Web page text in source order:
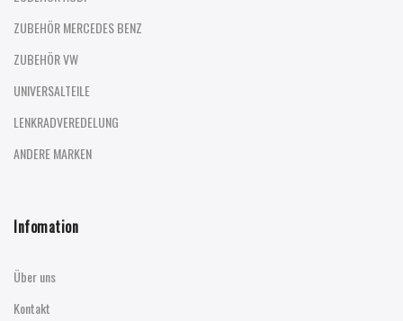
ZUBEHÖR MERCEDES BENZ
ZUBEHÖR VW
UNIVERSALTEILE
LENKRADVEREDELUNG
ANDERE MARKEN
Infomation
Über uns
Kontakt